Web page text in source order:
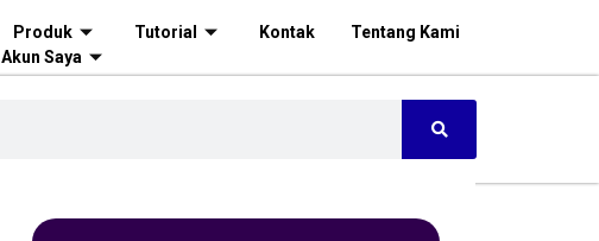
Produk Tutorial Kontak
Tentang Kami
Akun Saya